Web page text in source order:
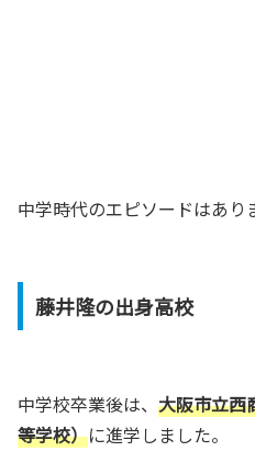
中学時代のエピソードはあり
藤井隆の出身高校
中学校卒業後は、 大阪市立西
等学校）に進学しました。